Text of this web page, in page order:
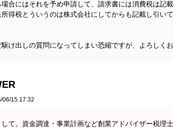
合にはそれを予め申請して、請求書には消費税は記
所得税とういうのは株式会社にしてからも記載し引い
駆け出しの質問になってしまい恐縮ですが、よろしく
06/15 17:32
て。資金調達・事業計画など創業アドバイザー税理